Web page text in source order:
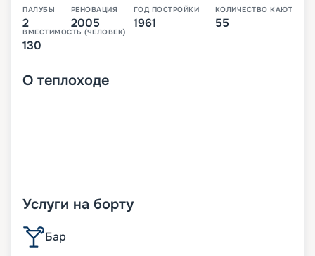
ПАЛУБЫ
2
РЕНОВАЦИЯ
2005
ГОД ПОСТРОЙКИ
1961
КОЛИЧЕСТВО КАЮТ
55
ВМЕСТИМОСТЬ (ЧЕЛОВЕК)
130
О теплоходе
Услуги на борту
Бар